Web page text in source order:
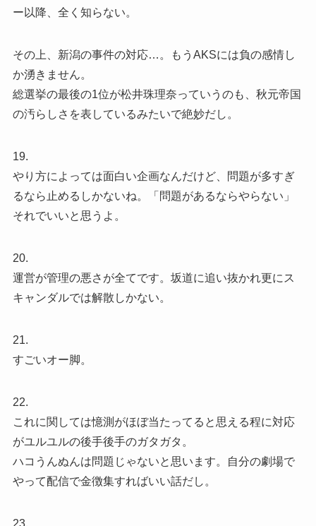
ー以降、全く知らない。
その上、新潟の事件の対応…。もうAKSには負の感情し
か湧きません。
総選挙の最後の1位が松井珠理奈っていうのも、秋元帝国
の汚らしさを表しているみたいで絶妙だし。
19.
やり方によっては面白い企画なんだけど、問題が多すぎ
るなら止めるしかないね。「問題があるならやらない」
それでいいと思うよ。
20.
運営が管理の悪さが全てです。坂道に追い抜かれ更にス
キャンダルでは解散しかない。
21.
すごいオー脚。
22.
これに関しては憶測がほぼ当たってると思える程に対応
がユルユルの後手後手のガタガタ。
ハコうんぬんは問題じゃないと思います。自分の劇場で
やって配信で金徴集すればいい話だし。
23.